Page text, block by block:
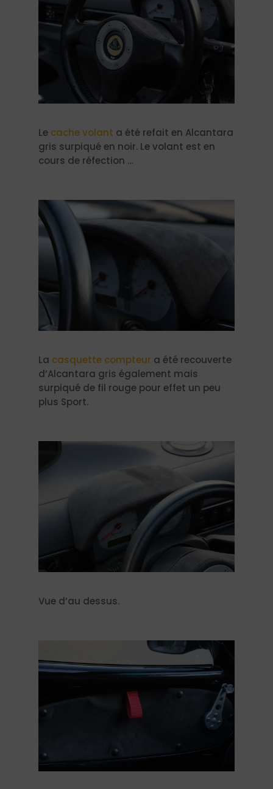
Le cache volant a été refait en Alcantara
gris surpiqué en noir. Le volant est en
cours de réfection …
La casquette compteur a été recouverte
d’Alcantara gris également mais
surpiqué de fil rouge pour effet un peu
plus Sport.
Vue d’au dessus.